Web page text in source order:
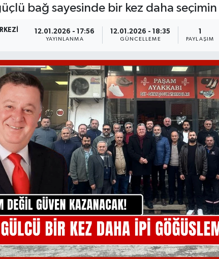
bağ sayesinde bir kez daha seçimin
12.01.2026 - 17:56
YAYINLANMA
12.01.2026 - 18:35
GÜNCELLEME
1
PAYLAŞIM
Fikstür